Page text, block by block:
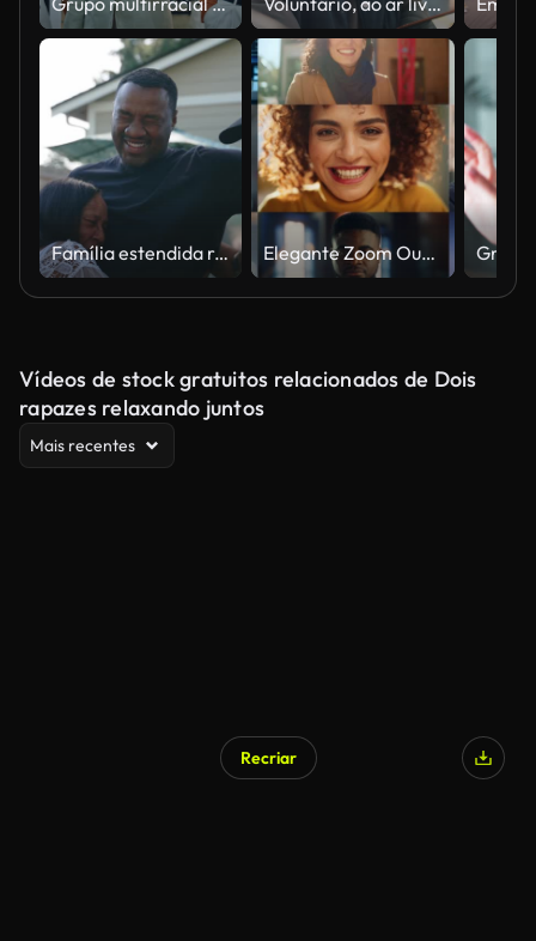
Família estendida reunindo-se para a reunião Elegante Zoom Out Montagem de mulher mestiça sorridente tornando-se parte de grupo multi-étnico de pessoas com gênero diverso, etnia olhando para a câmera. Coleção de retratos felizes em colagem editada
Vídeos de stock gratuitos relacionados de Dois
rapazes relaxando juntos
Mais recentes
Recriar